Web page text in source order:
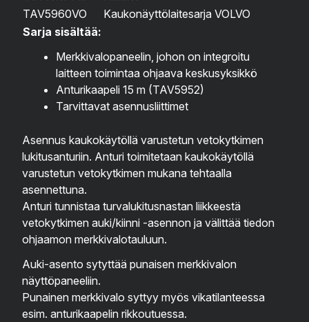
TAV5960VO
Kaukonäyttölaitesarja VOLVO
Sarja sisältää:
Merkkivalopaneelin, johon on integroitu
laitteen toimintaa ohjaava keskusyksikkö
Anturikaapeli 15 m (TAV5952)
Tarvittavat asennusliittimet
Asennus kaukokäytöllä varustetun vetokytkimen
lukitusanturiin. Anturi toimitetaan kaukokäytöllä
varustetun vetokytkimen mukana tehtaalla
asennettuna.
Anturi tunnistaa turvalukitusnastan liikkeestä
vetokytkimen auki/kiinni -asennon ja välittää tiedon
ohjaamon merkkivalotauluun.
Auki-asento sytyttää punaisen merkkivalon
näyttöpaneeliin.
Punainen merkkivalo syttyy myös vikatilanteessa
esim. anturikaapelin rikkoutuessa.